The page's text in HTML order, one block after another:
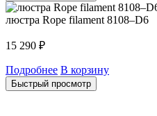
люстра Rope filament 8108–D6
15 290 ₽
Подробнее В корзину
Быстрый просмотр